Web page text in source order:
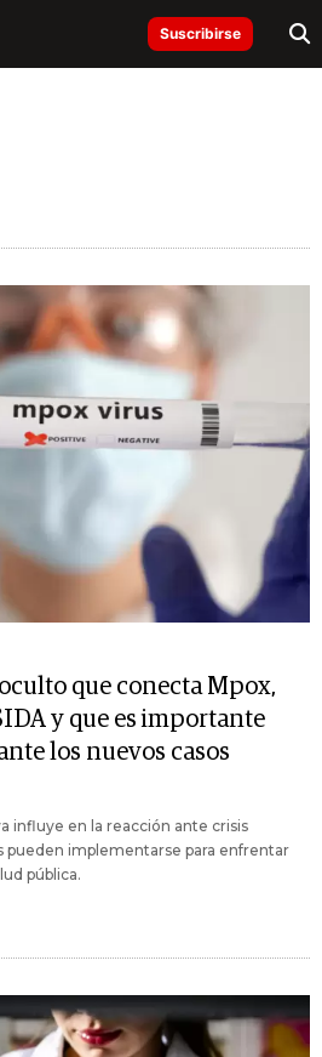
Suscribirse
que conecta Mpox,
y que es importante
los nuevos casos
influye en la reacción ante crisis
pueden implementarse para enfrentar
pública.